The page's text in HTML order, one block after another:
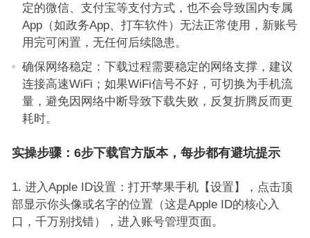
定的微信、支付宝等支付方式，也不会导致国内专属
App（如政务App、打车软件）无法正常使用，新账号
用完可闲置，无任何后续隐患。
确保网络稳定：下载过程需要稳定的网络支撑，建议
连接高速WiFi；如果WiFi信号不好，可切换为手机流
量，避免因网络中断导致下载失败，反复折腾反而更
耗时。
实操步骤：6步下载官方版本，每步都有避坑提示
进入Apple ID设置：打开苹果手机【设置】，点击顶
部显示你头像或名字的位置（这是Apple ID的核心入
口，千万别找错），进入账号管理页面。